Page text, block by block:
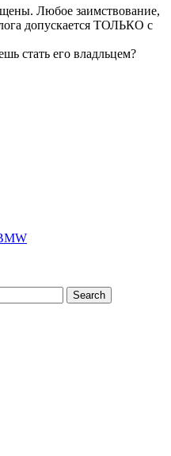
Любое заимствование,
допускается ТОЛЬКО с
стать его владльцем?
Search